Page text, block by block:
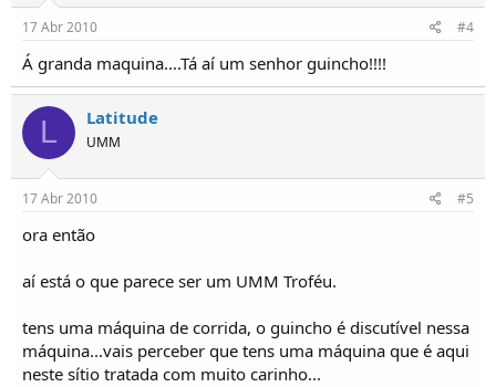
17 Abr 2010 #4
Á granda maquina....Tá aí um senhor guincho!!!!
L Latitude
UMM
17 Abr 2010 #5
ora então
aí está o que parece ser um UMM Troféu.
tens uma máquina de corrida, o guincho é discutível nessa
máquina...vais perceber que tens uma máquina que é aqui
neste sítio tratada com muito carinho...